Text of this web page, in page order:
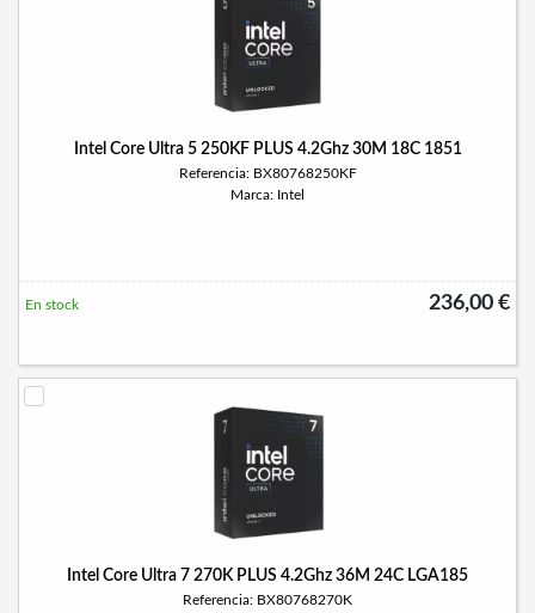
Intel Core Ultra 5 250KF PLUS 4.2Ghz 30M 18C 1851
Referencia: BX80768250KF
Marca: Intel
236,00 €
En stock
Intel Core Ultra 7 270K PLUS 4.2Ghz 36M 24C LGA185
Referencia: BX80768270K